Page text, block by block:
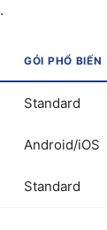
GÓI PHỔ BIẾN
Standard
Android/iOS
Standard